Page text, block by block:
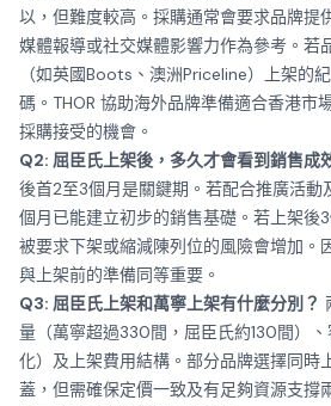
以，但難度較高。採購通常會要求品牌提
媒體報導或社交媒體影響力作為參考。若
（如英國Boots、澳洲Priceline）上架的
碼。THOR 協助海外品牌準備適合香港市
採購接受的機會。
Q2: 屈臣氏上架後，多久才會看到銷售成
後首2至3個月是關鍵期。若配合推廣活動
個月已能建立初步的銷售基礎。若上架後
被要求下架或縮減陳列位的風險會增加。
與上架前的準備同等重要。
Q3: 屈臣氏上架和萬寧上架有什麼分別？
量（萬寧超過330間，屈臣氏約130間）
化）及上架費用結構。部分品牌選擇同時
蓋，但需確保定價一致及有足夠資源支撐